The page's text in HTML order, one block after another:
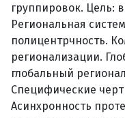
группировок. Цель:
Региональная
полицентрчность.
регионализации.
глобальный
Специфические
Асинхронность